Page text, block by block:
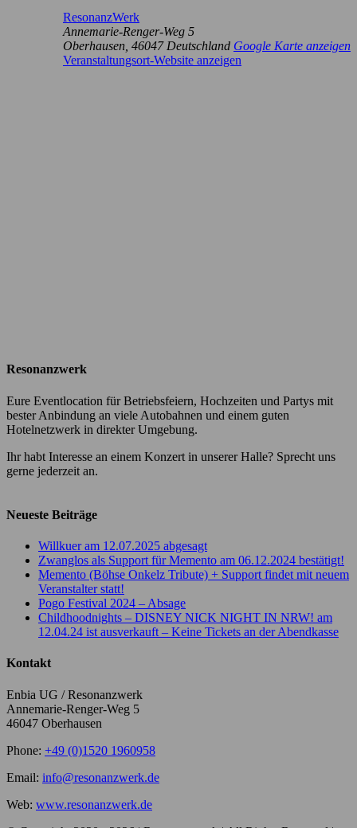
ResonanzWerk
Annemarie-Renger-Weg 5
Oberhausen 46047 Deutschland Google Karte anzeigen
Veranstaltungsort-Website anzeigen
Resonanzwerk
Eure Eventlocation für Betriebsfeiern, Hochzeiten und Partys mit
bester Anbindung an viele Autobahnen und einem guten
Hotelnetzwerk in direkter Umgebung.
Ihr habt Interesse an einem Konzert in unserer Halle? Sprecht uns
gerne jederzeit an.
Neueste Beiträge
Willkuer am 12.07.2025 abgesagt
Zwanglos als Support für Memento am 06.12.2024 bestätigt!
Memento (Böhse Onkelz Tribute) + Support findet mit neuem
Veranstalter statt!
Pogo Festival 2024 – Absage
Childhoodnights – DISNEY NICK NIGHT IN NRW! am
12.04.24 ist ausverkauft – Keine Tickets an der Abendkasse
Kontakt
Enbia UG / Resonanzwerk
Annemarie-Renger-Weg 5
46047 Oberhausen
Phone: +49 (0)1520 1960958
Email: info@resonanzwerk.de
Web: www.resonanzwerk.de